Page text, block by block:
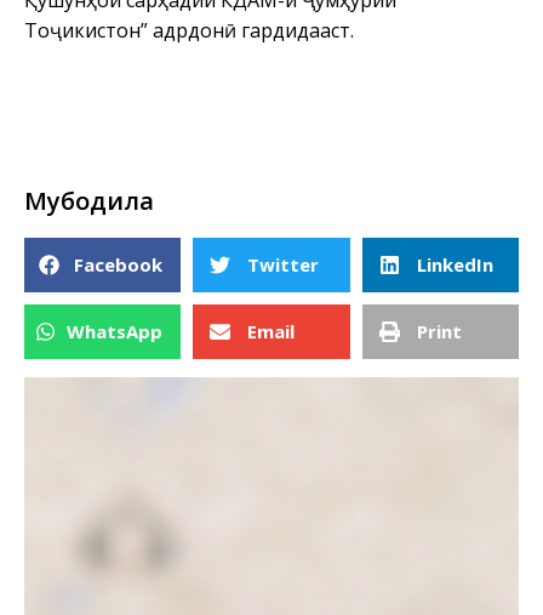
Тоҷикистон” қадрдонӣ гардидааст.
Мубодила
Facebook Twitter LinkedIn
WhatsApp Email Print